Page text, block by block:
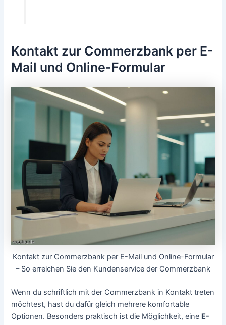
Kontakt zur Commerzbank per E-
Mail und Online-Formular
Kontakt zur Commerzbank per E-Mail und Online-Formular
– So erreichen Sie den Kundenservice der Commerzbank
Wenn du schriftlich mit der Commerzbank in Kontakt treten
möchtest, hast du dafür gleich mehrere komfortable
Optionen. Besonders praktisch ist die Möglichkeit, eine E-